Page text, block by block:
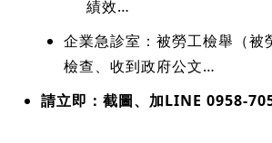
績效…
企業急診室：被勞工檢舉（被
檢查、收到政府公文…
請立即：截圖、加LINE 0958-